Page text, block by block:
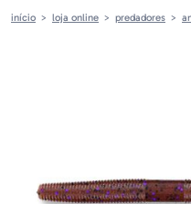
início loja online predadores